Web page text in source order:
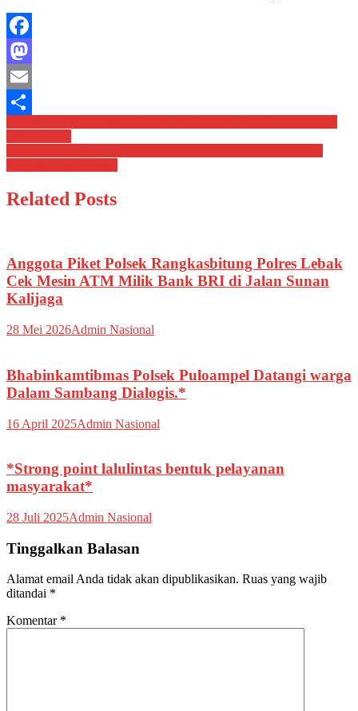
Facebook
Mastodon
Email
Share
Navigasi
pos
Related Posts
Anggota Piket Polsek Rangkasbitung Polres Lebak
Cek Mesin ATM Milik Bank BRI di Jalan Sunan
Kalijaga
28 Mei 2026Admin Nasional
Bhabinkamtibmas Polsek Puloampel Datangi warga
Dalam Sambang Dialogis.*
16 April 2025Admin Nasional
*Strong point lalulintas bentuk pelayanan
masyarakat*
28 Juli 2025Admin Nasional
Tinggalkan Balasan
Alamat email Anda tidak akan dipublikasikan. Ruas yang wajib
ditandai *
Komentar *